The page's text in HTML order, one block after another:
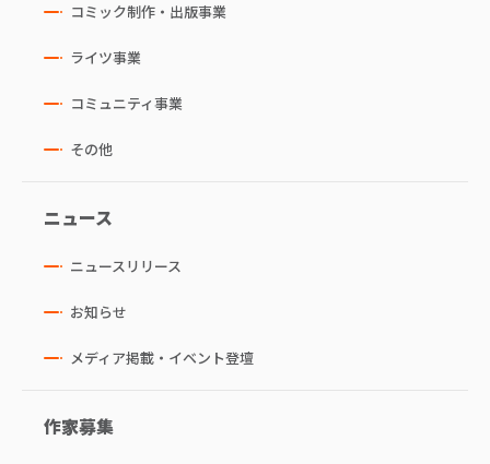
コミック制作・出版事業
ライツ事業
コミュニティ事業
その他
ニュース
ニュースリリース
お知らせ
メディア掲載・イベント登壇
作家募集